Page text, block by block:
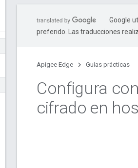
Google
preferido. Las traducciones
Apigee Edge Guías prácticas
Configura
cifrado en